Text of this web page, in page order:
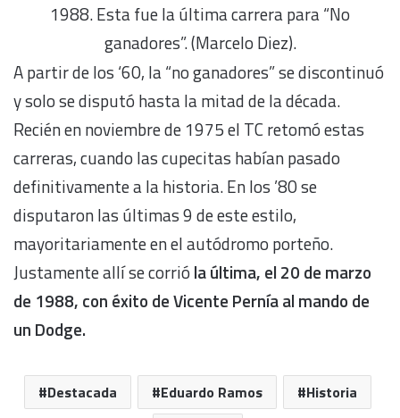
1988. Esta fue la última carrera para “No
ganadores”. (Marcelo Diez).
A partir de los ‘60, la “no ganadores” se discontinuó
y solo se disputó hasta la mitad de la década.
Recién en noviembre de 1975 el TC retomó estas
carreras, cuando las cupecitas habían pasado
definitivamente a la historia. En los ’80 se
disputaron las últimas 9 de este estilo,
mayoritariamente en el autódromo porteño.
Justamente allí se corrió la última, el 20 de marzo
de 1988, con éxito de Vicente Pernía al mando de
un Dodge.
Destacada Eduardo Ramos
Historia